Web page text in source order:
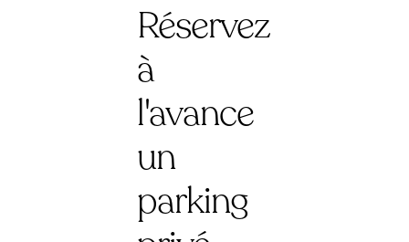
Réservez
à
l'avance
un
parking